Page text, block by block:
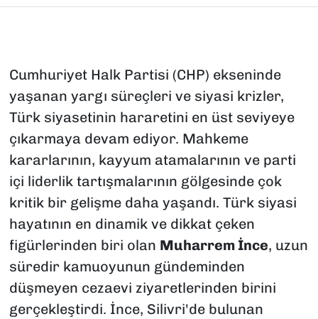
Cumhuriyet Halk Partisi (CHP) ekseninde
yaşanan yargı süreçleri ve siyasi krizler,
Türk siyasetinin hararetini en üst seviyeye
çıkarmaya devam ediyor. Mahkeme
kararlarının, kayyum atamalarının ve parti
içi liderlik tartışmalarının gölgesinde çok
kritik bir gelişme daha yaşandı. Türk siyasi
hayatının en dinamik ve dikkat çeken
figürlerinden biri olan Muharrem İnce, uzun
süredir kamuoyunun gündeminden
düşmeyen cezaevi ziyaretlerinden birini
gerçekleştirdi. İnce, Silivri'de bulunan